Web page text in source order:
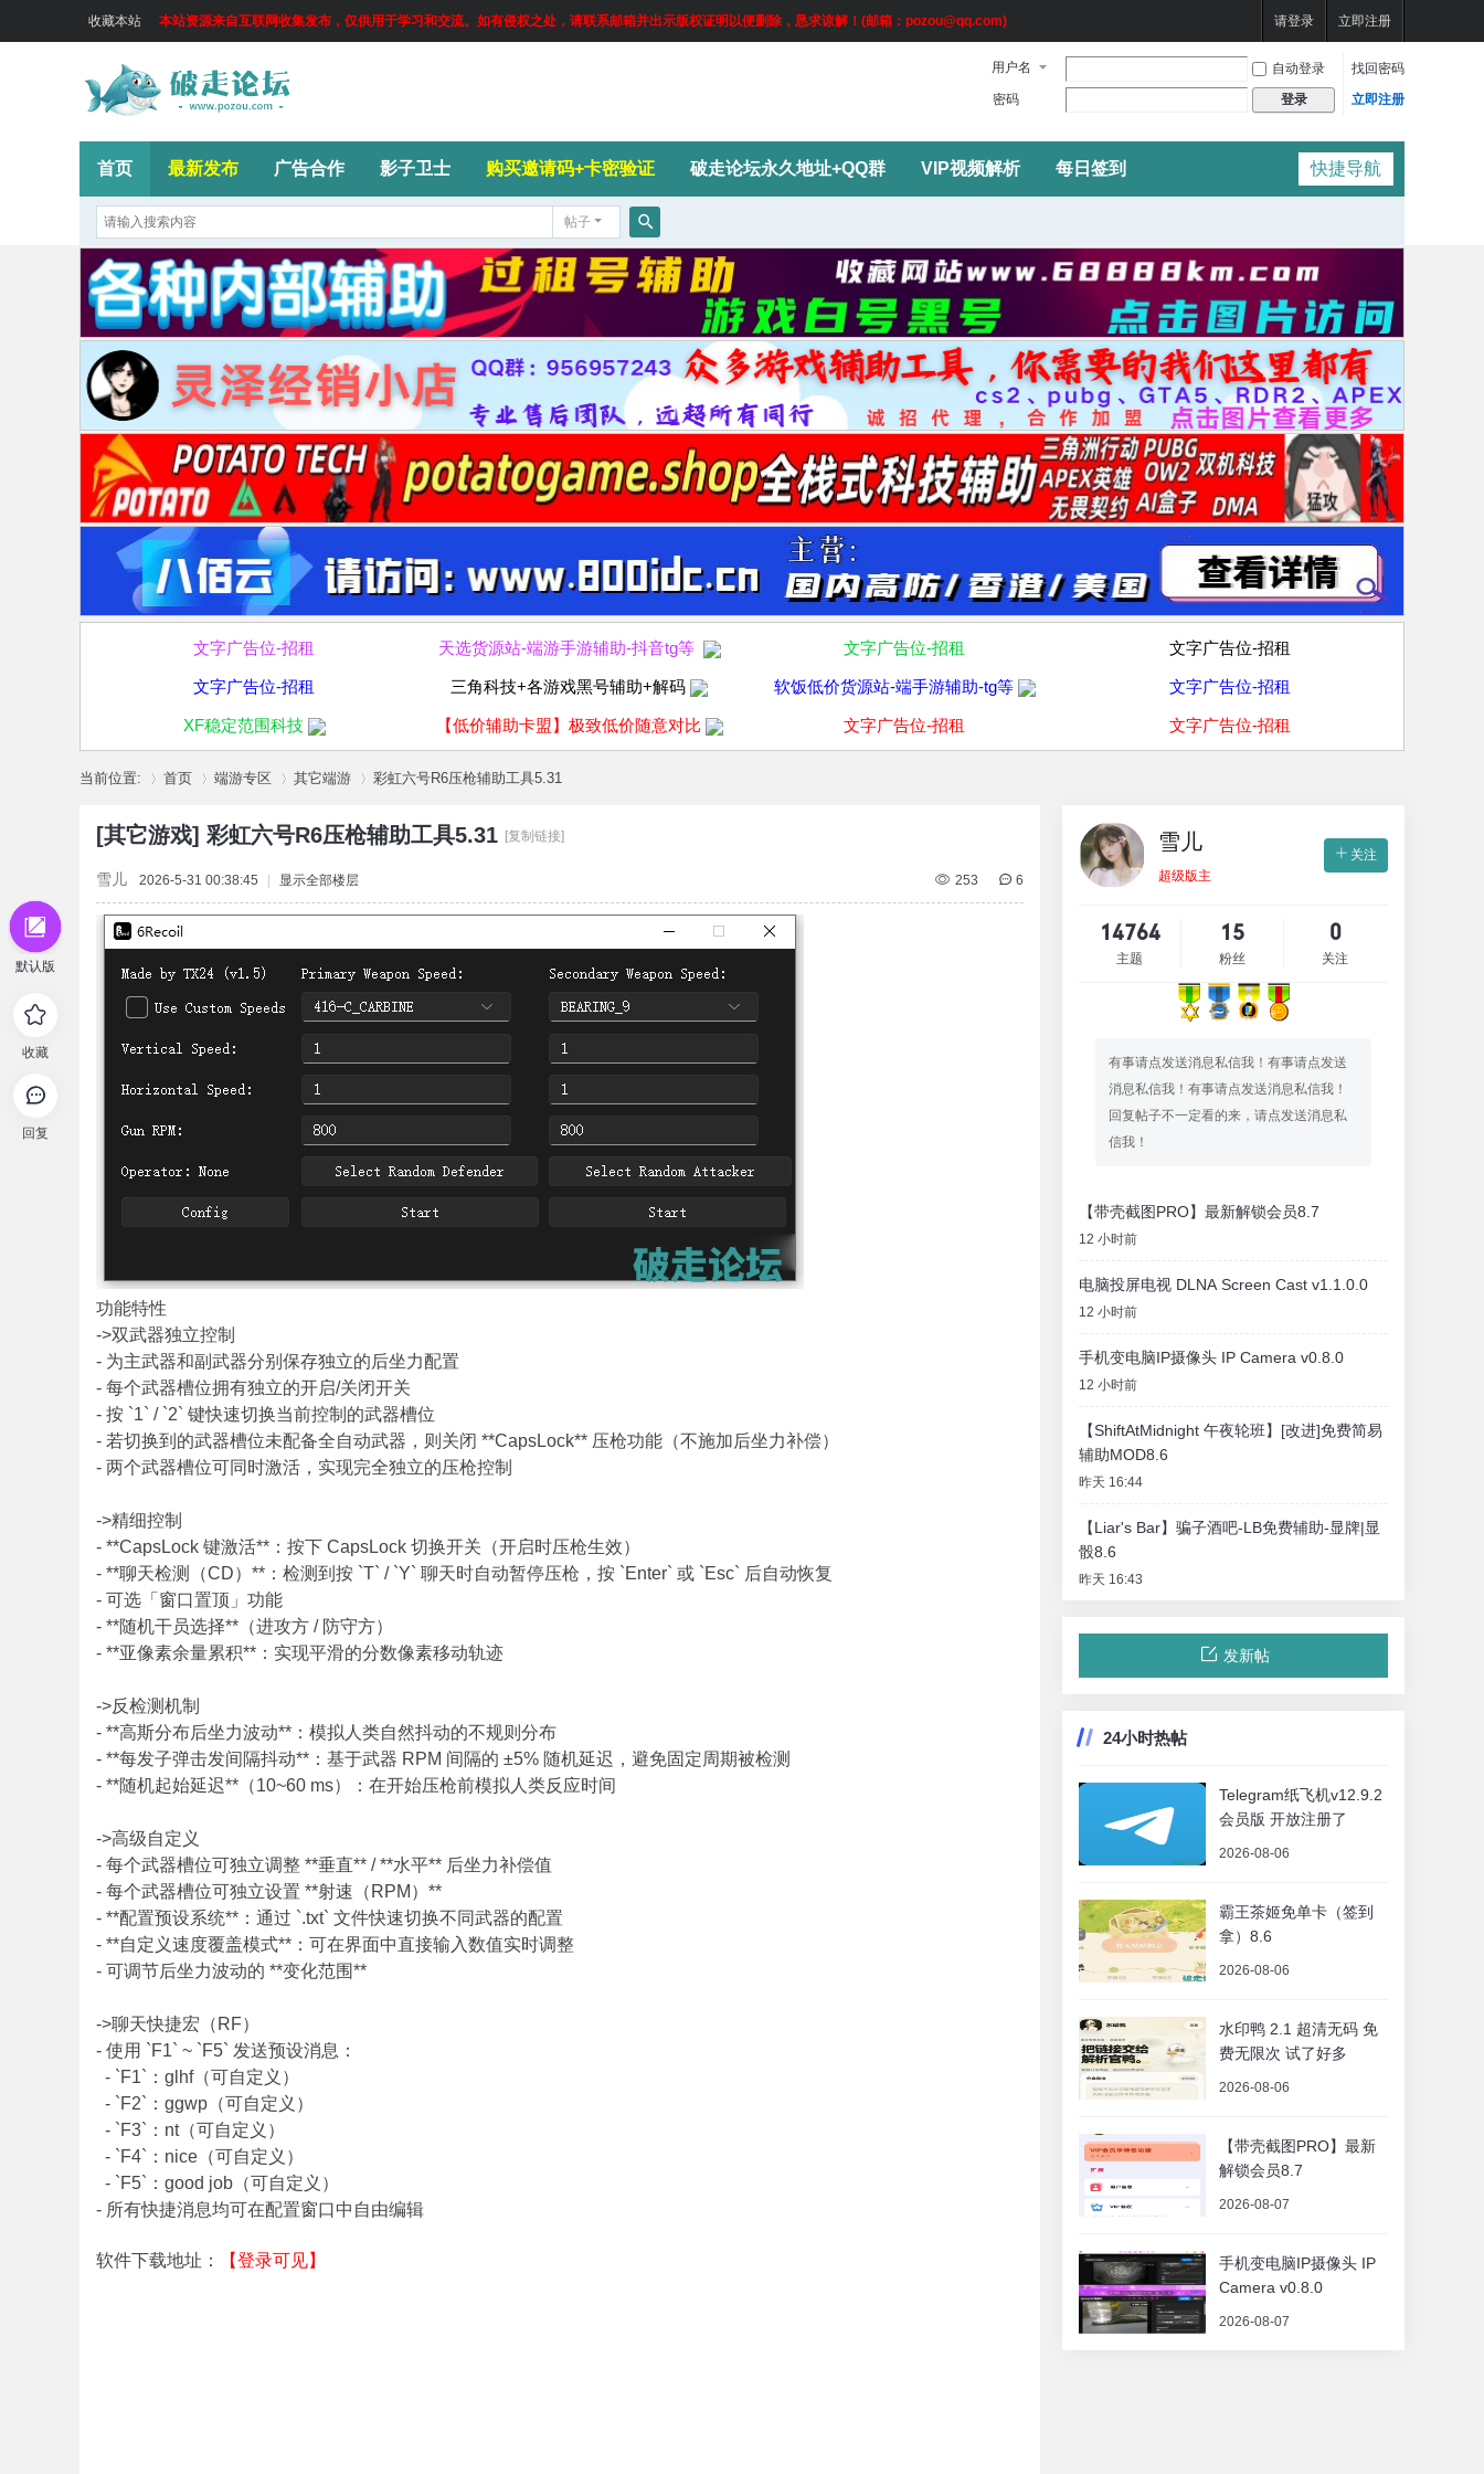
收藏本站 本站资源来自互联网收集发布，仅供用于学习和交流。如有侵权之处，请联系邮箱并出示版权证明以便删除，恳求谅解！(邮箱：pozou@qq.com) 请登录 立即注册
用户名 自动登录
找回密码
密码
登录 立即注册
快捷导航
首页 最新发布 广告合作 影子卫士 购买邀请码+卡密验证 破走论坛永久地址+QQ群 VIP视频解析 每日签到
帖子
搜
索
文字广告位-招租 天选货源站-端游手游辅助-抖音tg等 文字广告位-招租 文字广告位-招租
文字广告位-招租 三角科技+各游戏黑号辅助+解码 软饭低价货源站-端手游辅助-tg等 文字广告位-招租
XF稳定范围科技 【低价辅助卡盟】极致低价随意对比 文字广告位-招租 文字广告位-招租
当前位置:
»
首页
›
端游专区 其它端游
›
彩虹六号R6压枪辅助工具5.31
默认版
收藏
回复
[其它游戏] 彩虹六号R6压枪辅助工具5.31 [复制链接]
253 6
雪儿 2026-5-31 00:38:45 显示全部楼层
功能特性
->双武器独立控制
- 为主武器和副武器分别保存独立的后坐力配置
- 每个武器槽位拥有独立的开启/关闭开关
- 按 `1` / `2` 键快速切换当前控制的武器槽位
- 若切换到的武器槽位未配备全自动武器，则关闭 **CapsLock** 压枪功能（不施加后坐力补偿）
- 两个武器槽位可同时激活，实现完全独立的压枪控制
->精细控制
- **CapsLock 键激活**：按下 CapsLock 切换开关（开启时压枪生效）
- **聊天检测（CD）**：检测到按 `T` / `Y` 聊天时自动暂停压枪，按 `Enter` 或 `Esc` 后自动恢复
- 可选「窗口置顶」功能
- **随机干员选择**（进攻方 / 防守方）
- **亚像素余量累积**：实现平滑的分数像素移动轨迹
->反检测机制
- **高斯分布后坐力波动**：模拟人类自然抖动的不规则分布
- **每发子弹击发间隔抖动**：基于武器 RPM 间隔的 ±5% 随机延迟，避免固定周期被检测
- **随机起始延迟**（10~60 ms）：在开始压枪前模拟人类反应时间
->高级自定义
- 每个武器槽位可独立调整 **垂直** / **水平** 后坐力补偿值
- 每个武器槽位可独立设置 **射速（RPM）**
- **配置预设系统**：通过 `.txt` 文件快速切换不同武器的配置
- **自定义速度覆盖模式**：可在界面中直接输入数值实时调整
- 可调节后坐力波动的 **变化范围**
->聊天快捷宏（RF）
- 使用 `F1` ~ `F5` 发送预设消息：
- `F1`：glhf（可自定义）
- `F2`：ggwp（可自定义）
- `F3`：nt（可自定义）
- `F4`：nice（可自定义）
- `F5`：good job（可自定义）
- 所有快捷消息均可在配置窗口中自由编辑
软件下载地址： 【登录可见】
雪儿
超级版主
关注
14764
主题
15
粉丝
0
关注
有事请点发送消息私信我！有事请点发送
消息私信我！有事请点发送消息私信我！
回复帖子不一定看的来，请点发送消息私
信我！
【带壳截图PRO】最新解锁会员8.7
12 小时前
电脑投屏电视 DLNA Screen Cast v1.1.0.0
12 小时前
手机变电脑IP摄像头 IP Camera v0.8.0
12 小时前
【ShiftAtMidnight 午夜轮班】[改进]免费简易
辅助MOD8.6
昨天 16:44
【Liar's Bar】骗子酒吧-LB免费辅助-显牌|显
骰8.6
昨天 16:43
发新帖
24小时热帖
Telegram纸飞机v12.9.2
会员版 开放注册了
2026-08-06
霸王茶姬免单卡（签到
拿）8.6
2026-08-06
水印鸭 2.1 超清无码 免
费无限次 试了好多
2026-08-06
【带壳截图PRO】最新
解锁会员8.7
2026-08-07
手机变电脑IP摄像头 IP
Camera v0.8.0
2026-08-07